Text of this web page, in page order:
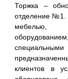
Торжка –
отделение №1.
мебелью,
клиентов в